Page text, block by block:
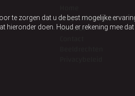
te zorgen dat u de best mogelijke
doen. Houd er rekening mee
Blog / Nieuwtjes
Verhuur